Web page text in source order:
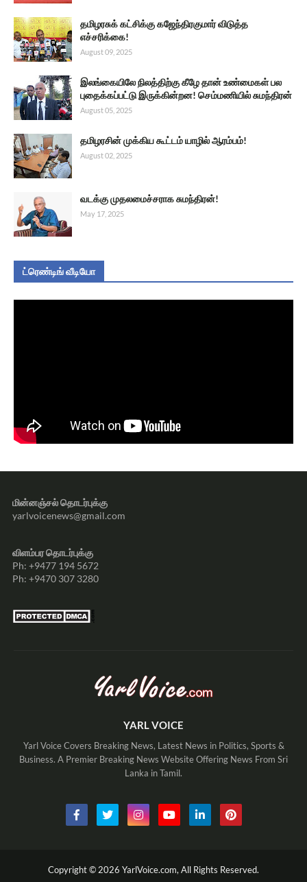
தமிழரசுக் கட்சிக்கு கஜேந்திரகுமார் விடுத்த
எச்சரிக்கை!
August 09, 2025
இலங்கையிலே நிலத்திற்கு கீழே தான் உண்மைகள் பல
புதைக்கப்பட்டு இருக்கின்றன! செம்மணியில் சுமந்திரன்
August 05, 2025
தமிழரசின் முக்கிய கூட்டம் யாழில் ஆரம்பம்!
August 02, 2025
வடக்கு முதலமைச்சராக சுமந்திரன்!
May 17, 2025
ட்ரெண்டிங் வீடியோ
மின்னஞ்சல் தொடர்புக்கு
yarlvoicenews@gmail.com
விளம்பர தொடர்புக்கு
Ph: +9477 194 5672
Ph: +9470 307 3280
YARL VOICE
Yarl Voice Covers Breaking News, Latest News in Politics, Sports &
Business. A Premier Breaking News Website Offering News From Sri
Lanka in Tamil.
Copyright © 2026 YarlVoice.com, All Rights Reserved.